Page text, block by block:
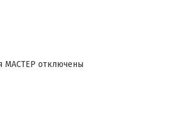
МАСТЕР отключены